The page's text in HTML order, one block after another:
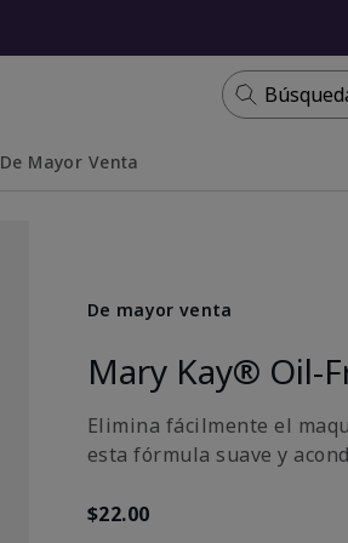
De Mayor Venta
De mayor venta
Mary Kay® Oil-
Elimina fácilmente el
esta fórmula suave y
$22.00